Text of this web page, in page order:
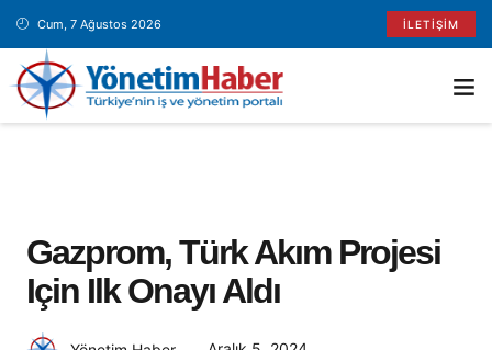
Cum, 7 Ağustos 2026 İLETIŞIM
Gazprom, Türk Akım Projesi
Için Ilk Onayı Aldı